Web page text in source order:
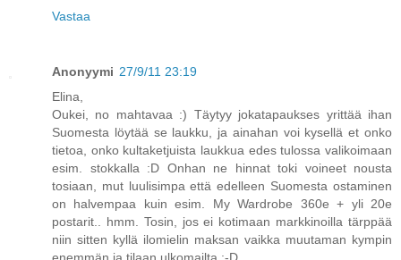
Vastaa
Anonyymi 27/9/11 23:19
Elina,
Oukei, no mahtavaa :) Täytyy jokatapaukses yrittää ihan
Suomesta löytää se laukku, ja ainahan voi kysellä et onko
tietoa, onko kultaketjuista laukkua edes tulossa valikoimaan
esim. stokkalla :D Onhan ne hinnat toki voineet nousta
tosiaan, mut luulisimpa että edelleen Suomesta ostaminen
on halvempaa kuin esim. My Wardrobe 360e + yli 20e
postarit.. hmm. Tosin, jos ei kotimaan markkinoilla tärppää
niin sitten kyllä ilomielin maksan vaikka muutaman kympin